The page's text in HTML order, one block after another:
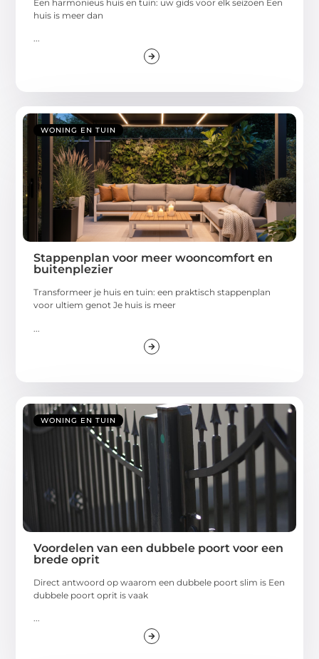
Een harmonieus huis en tuin: uw gids voor elk seizoen Een
huis is meer dan
...
WONING EN TUIN
Stappenplan voor meer wooncomfort en
buitenplezier
Transformeer je huis en tuin: een praktisch stappenplan
voor ultiem genot Je huis is meer
WONING EN TUIN
Voordelen van een dubbele poort voor een
brede oprit
Direct antwoord op waarom een dubbele poort slim is Een
dubbele poort oprit is vaak